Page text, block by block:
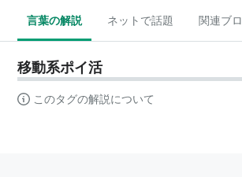
言葉の解説 ネットで話題 関連ブ
移動系ポイ活
このタグの解説について